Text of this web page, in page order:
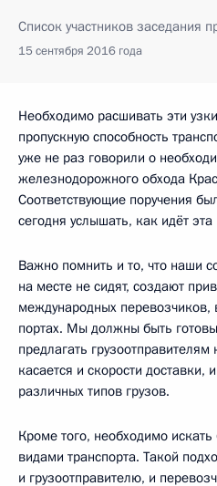
Список участников заседания
15 сентября 2016 года
Необходимо расшивать эти
пропускную способность
уже не раз говорили о
железнодорожного обхода
Соответствующие поручения
сегодня услышать, как идёт эта
Важно помнить и то, что наши
на месте не сидят, создают
международных перевозчиков,
портах. Мы должны быть
предлагать грузоотправителям
касается и скорости доставки,
различных типов грузов.
Кроме того, необходимо
видами транспорта. Такой
и грузоотправителю, и